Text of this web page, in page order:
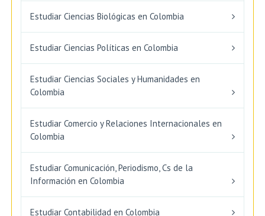
Estudiar Ciencias Biológicas en Colombia
Estudiar Ciencias Políticas en Colombia
Estudiar Ciencias Sociales y Humanidades en
Colombia
Estudiar Comercio y Relaciones Internacionales en
Colombia
Estudiar Comunicación, Periodismo, Cs de la
Información en Colombia
Estudiar Contabilidad en Colombia